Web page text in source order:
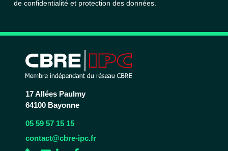
de confidentialité et protection des données.
17 Allées Paulmy
64100 Bayonne
05 59 57 15 15
contact@cbre-ipc.fr